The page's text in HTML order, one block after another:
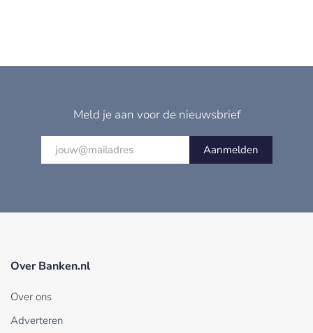
Meld je aan voor de nieuwsbrief
Aanmelden
Over Banken.nl
Over ons
Adverteren